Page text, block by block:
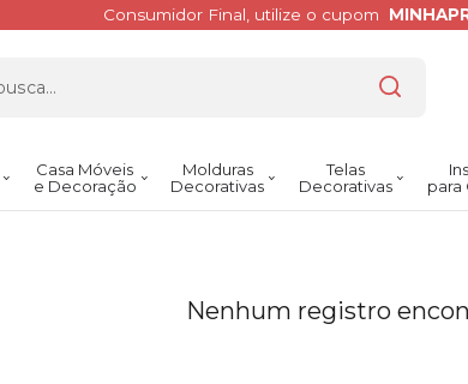
Consumidor Final, utilize o cupom
Casa Móveis
e Decoração
Molduras
Decorativas
Telas
Decorativas
para
Nenhum registro